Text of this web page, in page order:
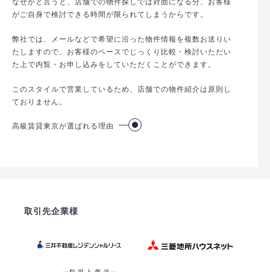
がご自身で検討できる時間が限られてしまうからです。
弊社では、メールなどで希望に沿った物件情報を複数お送りい
たしますので、お客様のペースでじっくり比較・検討いただい
た上で内覧・お申し込みをしていただくことができます。
このスタイルで営業しているため、店舗での物件紹介は原則し
ておりません。
高級賃貸東京が選ばれる理由
取引先企業様